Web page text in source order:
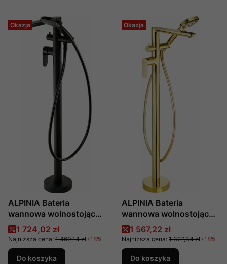
Okazja
ALPINIA Bateria
wannowa wolnostojąca
z zestawem
prysznicowym,
produkcji Deante, nr kat.
BGA_N17M
Cena promocyjna
1 724,02 zł
Najniższa cena: 1 460,14 zł+18%
Do koszyka
Okazja
ALPINIA Bateria
wannowa wolnostojąca
z zestawem
prysznicowym,
produkcji Deante, nr kat.
BGA_Z17M
Cena promocyjna
1 567,22 zł
Najniższa cena: 1 327,34 zł+18%
Do koszyka